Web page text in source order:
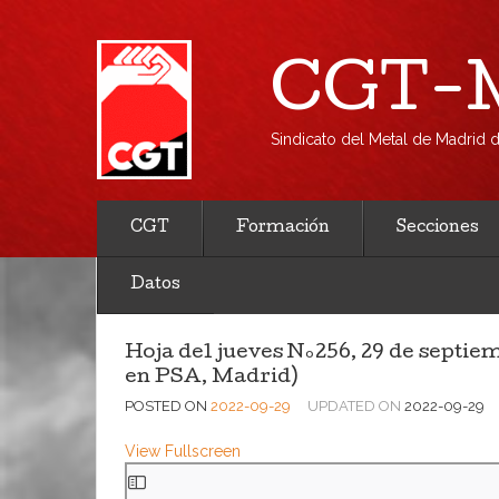
CGT-
Sindicato del Metal de Madrid
CGT Formación Secciones
Datos
Hoja del jueves Nº256, 29 de
en PSA, Madrid)
POSTED ON 2022-09-29 UPDATED ON 2022-09-29
View Fullscreen
Saltar
al